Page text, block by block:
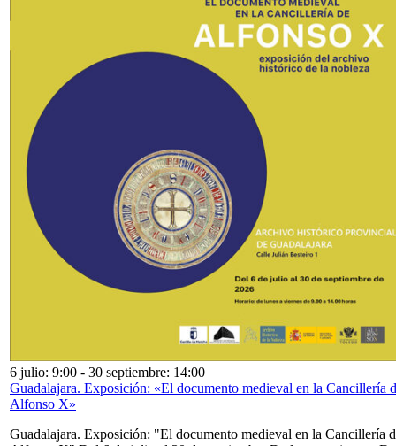
6 julio: 9:00 - 30 septiembre: 14:00
Guadalajara. Exposición: «El documento medieval en la Cancillería
Alfonso X»
Guadalajara. Exposición: "El documento medieval en la Cancillería